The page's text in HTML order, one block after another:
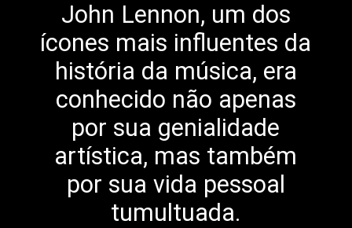
John Lennon, um dos
ícones mais influentes da
história da música, era
conhecido não apenas
por sua genialidade
artística, mas também
por sua vida pessoal
tumultuada.